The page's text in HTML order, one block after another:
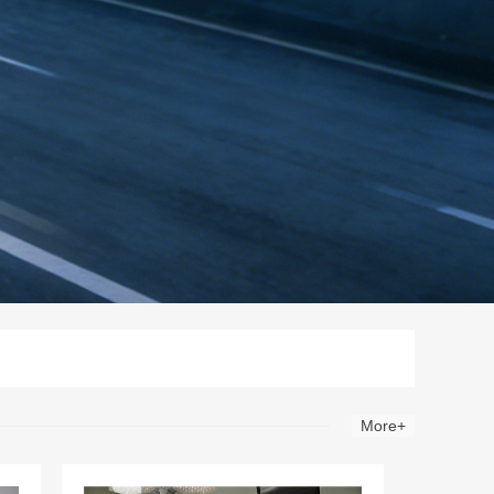
More+